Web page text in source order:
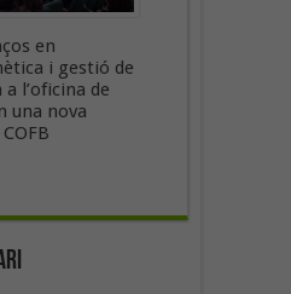
en
i gestió de
l’oficina de
una nova